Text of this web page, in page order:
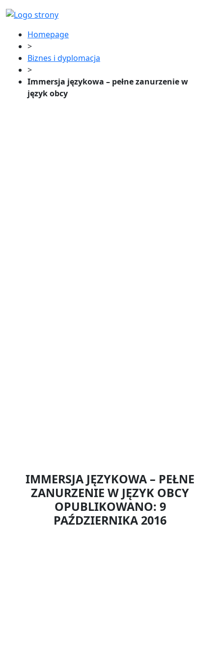
Homepage
>
Biznes i dyplomacja
>
Immersja językowa – pełne zanurzenie w
język obcy
IMMERSJA JĘZYKOWA – PEŁNE
ZANURZENIE W JĘZYK OBCY
OPUBLIKOWANO: 9
PAŹDZIERNIKA 2016